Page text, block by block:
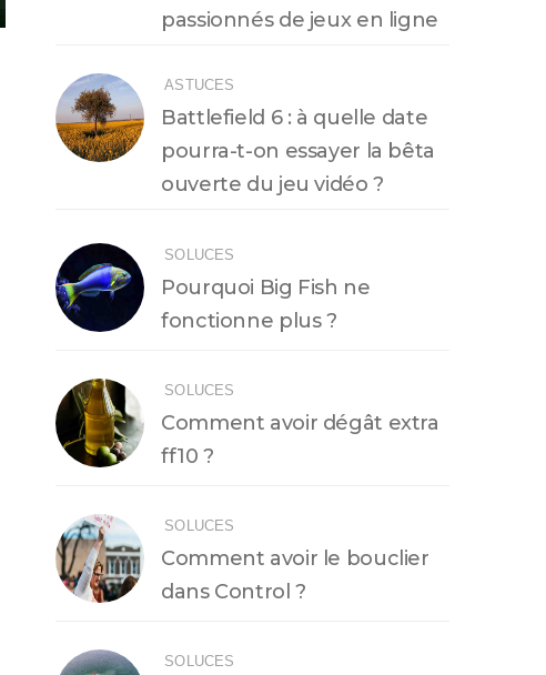
passionnés de jeux en ligne
ASTUCES
Battlefield 6 : à quelle date
pourra-t-on essayer la bêta
ouverte du jeu vidéo ?
SOLUCES
Pourquoi Big Fish ne
fonctionne plus ?
SOLUCES
Comment avoir dégât extra
ff10 ?
SOLUCES
Comment avoir le bouclier
dans Control ?
SOLUCES